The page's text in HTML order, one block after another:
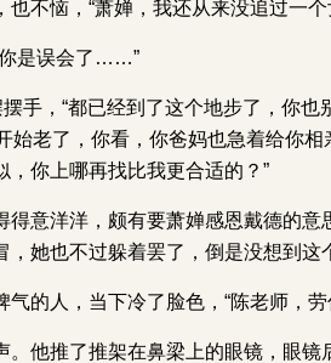
也不恼，“萧婵，我还从来没追过一
是误会了……”
摆手，“都已经到了这个地步了，你
始老了，你看，你爸妈也急着给你
，你上哪再找比我更合适的？”
得意洋洋，颇有要萧婵感恩戴德的
，她也不过躲着罢了，倒是没想到这
气的人，当下冷了脸色，“陈老师，
。他推了推架在鼻梁上的眼镜，眼